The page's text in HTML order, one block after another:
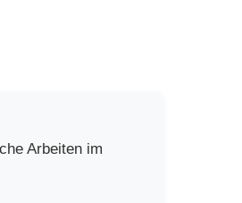
Arbeiten im